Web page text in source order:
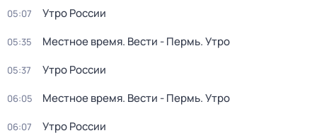
05:07 Утро России
05:35 Местное время. Вести - Пермь. Утро
05:37 Утро России
06:05 Местное время. Вести - Пермь. Утро
06:07 Утро России